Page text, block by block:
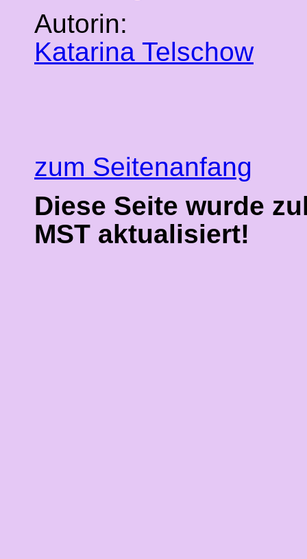
Autorin:
Katarina Telschow
zum Seitenanfang
Diese Seite wurde
MST aktualisiert!